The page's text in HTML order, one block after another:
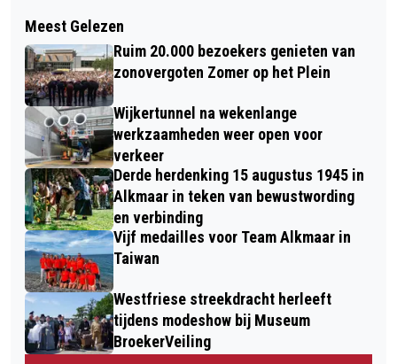
KONINGIN MÁXIMA BIJ GELDLESSEN
IN COORNHERT LYCEUM HAARLEM IN
KADER VAN WEEK VAN HET GELD
2025
ZWAARGEWONDE BIJ ONGELUK MET
SCOOTER EN AUTO IN NOORD-
SCHARWOUDE
Meest Gelezen
Ruim 20.000 bezoekers genieten van
zonovergoten Zomer op het Plein
Wijkertunnel na wekenlange
werkzaamheden weer open voor
verkeer
Derde herdenking 15 augustus 1945 in
Alkmaar in teken van bewustwording
en verbinding
Vijf medailles voor Team Alkmaar in
Taiwan
Westfriese streekdracht herleeft
tijdens modeshow bij Museum
BroekerVeiling